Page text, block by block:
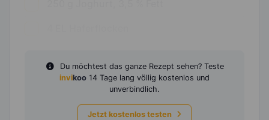
Du möchtest das ganze Rezept sehen? Teste
invikoo 14 Tage lang völlig kostenlos und
unverbindlich.
Jetzt kostenlos testen